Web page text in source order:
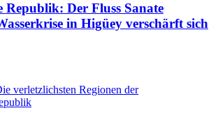
Republik: Der Fluss Sanate
in Higüey verschärft sich